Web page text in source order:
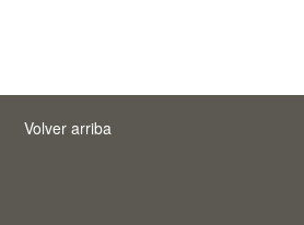
Volver arriba